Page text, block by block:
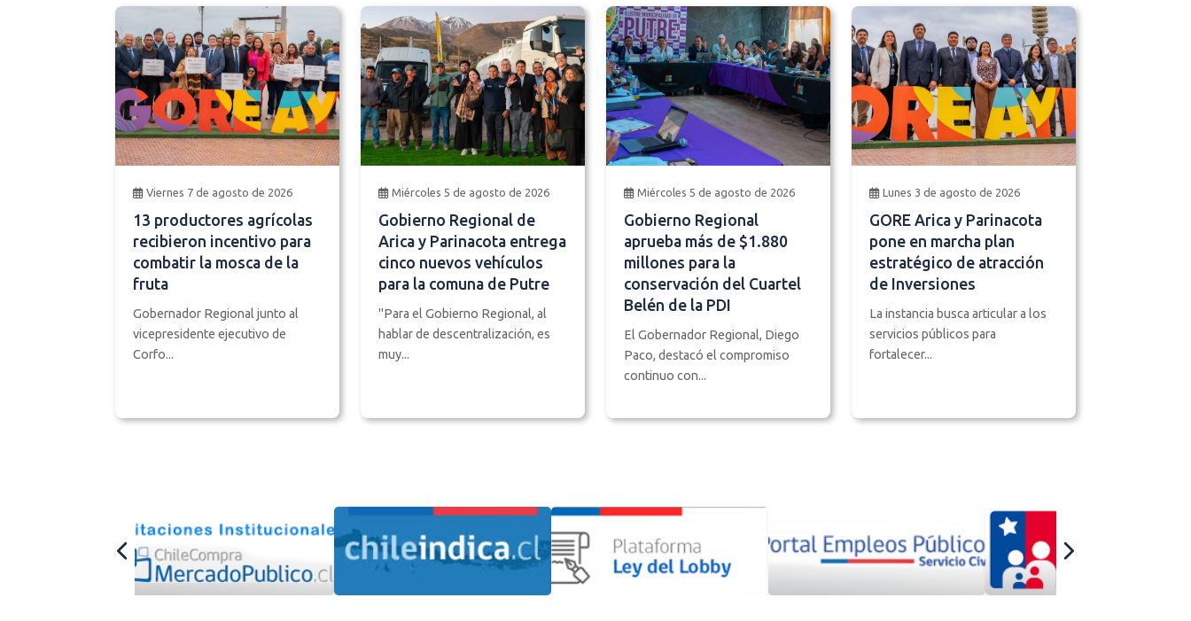
Viernes 7 de agosto de 2026
13 productores agrícolas
recibieron incentivo para
combatir la mosca de la
fruta
Gobernador Regional junto al
vicepresidente ejecutivo de
Corfo...
Miércoles 5 de agosto de 2026
Gobierno Regional de
Arica y Parinacota entrega
cinco nuevos vehículos
para la comuna de Putre
"Para el Gobierno Regional, al
hablar de descentralización, es
muy...
Miércoles 5 de agosto de 2026
Gobierno Regional
aprueba más de $1.880
millones para la
conservación del Cuartel
Belén de la PDI
El Gobernador Regional, Diego
Paco, destacó el compromiso
continuo con...
Lunes 3 de agosto de 2026
GORE Arica y Parinacota
pone en marcha plan
estratégico de atracción
de Inversiones
La instancia busca articular a los
servicios públicos para
fortalecer...